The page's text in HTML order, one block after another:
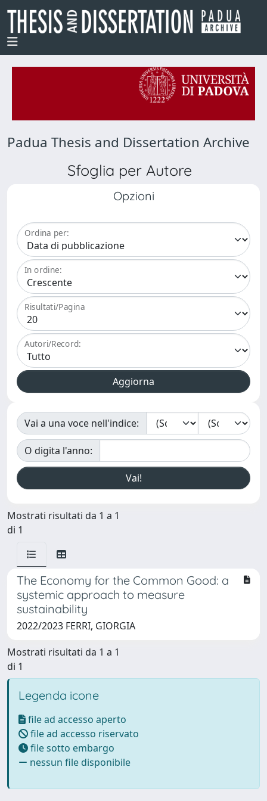
Padua Thesis and Dissertation Archive
Sfoglia per Autore
Opzioni
Ordina per:
In ordine:
Risultati/Pagina
Autori/Record:
Vai a una voce nell'indice:
O digita l'anno:
Mostrati risultati da 1 a 1
di 1
The Economy for the Common Good: a
systemic approach to measure
sustainability
2022/2023 FERRI, GIORGIA
Mostrati risultati da 1 a 1
di 1
Legenda icone
file ad accesso aperto
file ad accesso riservato
file sotto embargo
nessun file disponibile